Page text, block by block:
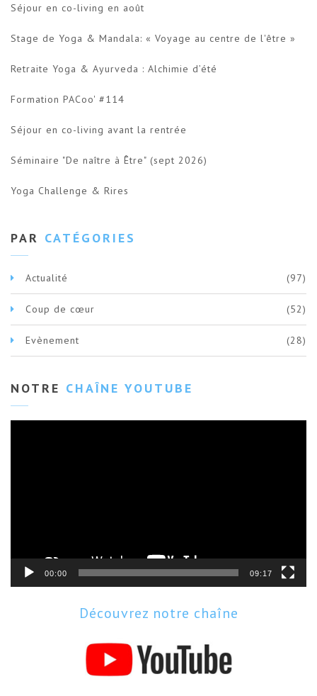
Séjour en co-living en août
Stage de Yoga & Mandala: « Voyage au centre de l'être »
Retraite Yoga & Ayurveda : Alchimie d’été
Formation PACoo' #114
Séjour en co-living avant la rentrée
Séminaire "De naître à Être" (sept 2026)
Yoga Challenge & Rires
PAR CATÉGORIES
Actualité (97)
Coup de cœur (52)
Evènement (28)
NOTRE CHAÎNE YOUTUBE
00:00 09:17
Découvrez notre chaîne